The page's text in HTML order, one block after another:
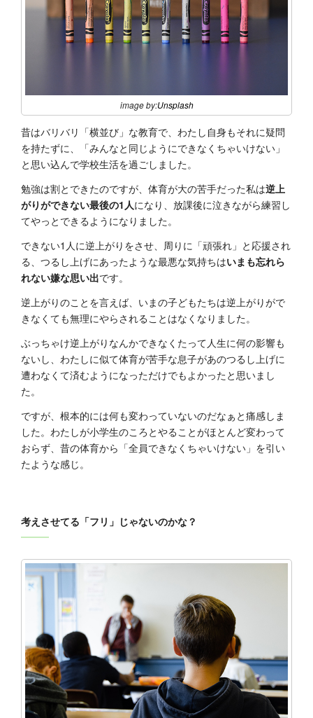
image by:Unsplash
昔はバリバリ「横並び」な教育で、わたし自身もそれに疑問
を持たずに、「みんなと同じようにできなくちゃいけない」
と思い込んで学校生活を過ごしました。
勉強は割とできたのですが、体育が大の苦手だった私は逆上
がりができない最後の1人になり、放課後に泣きながら練習し
てやっとできるようになりました。
できない1人に逆上がりをさせ、周りに「頑張れ」と応援され
る、つるし上げにあったような最悪な気持ちはいまも忘れら
れない嫌な思い出です。
逆上がりのことを言えば、いまの子どもたちは逆上がりがで
きなくても無理にやらされることはなくなりました。
ぶっちゃけ逆上がりなんかできなくたって人生に何の影響も
ないし、わたしに似て体育が苦手な息子があのつるし上げに
遭わなくて済むようになっただけでもよかったと思いまし
た。
ですが、根本的には何も変わっていないのだなぁと痛感しま
した。わたしが小学生のころとやることがほとんど変わって
おらず、昔の体育から「全員できなくちゃいけない」を引い
たような感じ。
考えさせてる「フリ」じゃないのかな？